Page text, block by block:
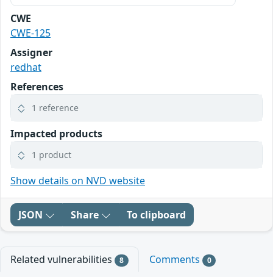
CWE
CWE-125
Assigner
redhat
References
1 reference
Impacted products
1 product
Show details on NVD website
JSON Share To clipboard
Related vulnerabilities 8 Comments 0